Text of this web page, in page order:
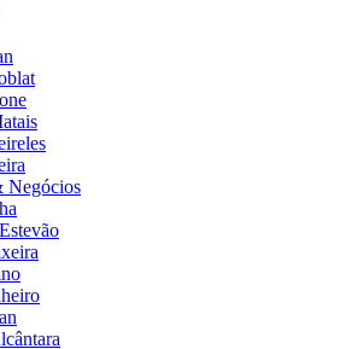
Negócios